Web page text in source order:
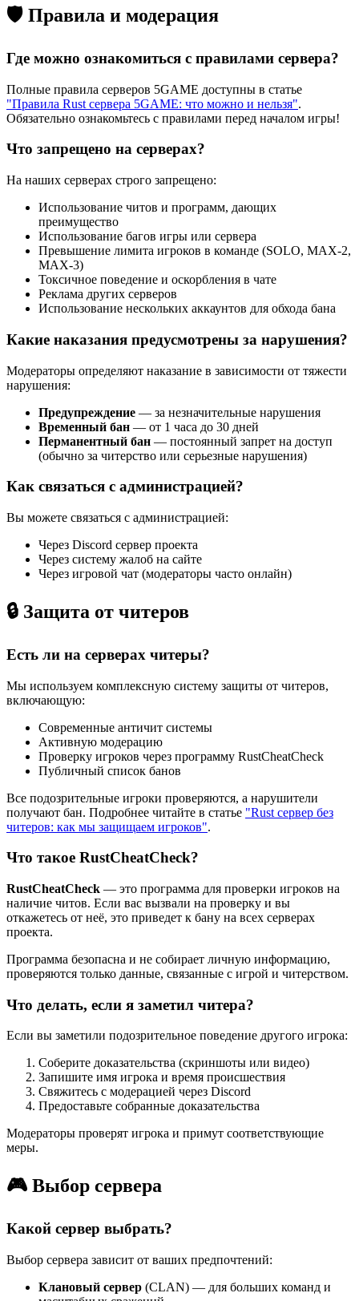
🛡️ Правила и модерация
Где можно ознакомиться с правилами сервера?
Полные правила серверов 5GAME доступны в статье
"Правила Rust сервера 5GAME: что можно и нельзя".
Обязательно ознакомьтесь с правилами перед началом игры!
Что запрещено на серверах?
На наших серверах строго запрещено:
Использование читов и программ, дающих
преимущество
Использование багов игры или сервера
Превышение лимита игроков в команде (SOLO, MAX-2,
MAX-3)
Токсичное поведение и оскорбления в чате
Реклама других серверов
Использование нескольких аккаунтов для обхода бана
Какие наказания предусмотрены за нарушения?
Модераторы определяют наказание в зависимости от тяжести
нарушения:
Предупреждение — за незначительные нарушения
Временный бан — от 1 часа до 30 дней
Перманентный бан — постоянный запрет на доступ
(обычно за читерство или серьезные нарушения)
Как связаться с администрацией?
Вы можете связаться с администрацией:
Через Discord сервер проекта
Через систему жалоб на сайте
Через игровой чат (модераторы часто онлайн)
🔒 Защита от читеров
Есть ли на серверах читеры?
Мы используем комплексную систему защиты от читеров,
включающую:
Современные античит системы
Активную модерацию
Проверку игроков через программу RustCheatCheck
Публичный список банов
Все подозрительные игроки проверяются, а нарушители
получают бан. Подробнее читайте в статье "Rust сервер без
читеров: как мы защищаем игроков".
Что такое RustCheatCheck?
RustCheatCheck — это программа для проверки игроков на
наличие читов. Если вас вызвали на проверку и вы
откажетесь от неё, это приведет к бану на всех серверах
проекта.
Программа безопасна и не собирает личную информацию,
проверяются только данные, связанные с игрой и читерством.
Что делать, если я заметил читера?
Если вы заметили подозрительное поведение другого игрока:
Соберите доказательства (скриншоты или видео)
Запишите имя игрока и время происшествия
Свяжитесь с модерацией через Discord
Предоставьте собранные доказательства
Модераторы проверят игрока и примут соответствующие
меры.
🎮 Выбор сервера
Какой сервер выбрать?
Выбор сервера зависит от ваших предпочтений:
Клановый сервер (CLAN) — для больших команд и